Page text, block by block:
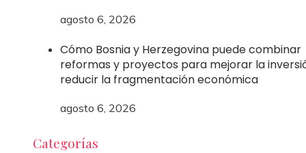
agosto 6, 2026
Cómo Bosnia y Herzegovina puede combinar
reformas y proyectos para mejorar la
reducir la fragmentación económica
agosto 6, 2026
Categorías